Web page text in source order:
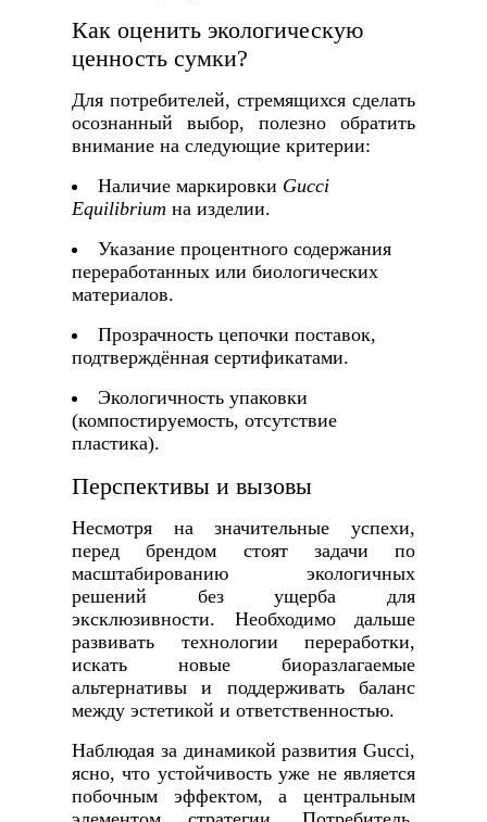
Как оценить экологическую
ценность сумки?
Для потребителей, стремящихся сделать
осознанный выбор, полезно обратить
внимание на следующие критерии:
Наличие маркировки Gucci
Equilibrium на изделии.
Указание процентного содержания
переработанных или биологических
материалов.
Прозрачность цепочки поставок,
подтверждённая сертификатами.
Экологичность упаковки
(компостируемость, отсутствие
пластика).
Перспективы и вызовы
Несмотря на значительные успехи,
перед брендом стоят задачи по
масштабированию экологичных
решений без ущерба для
эксклюзивности. Необходимо дальше
развивать технологии переработки,
искать новые биоразлагаемые
альтернативы и поддерживать баланс
между эстетикой и ответственностью.
Наблюдая за динамикой развития Gucci,
ясно, что устойчивость уже не является
побочным эффектом, а центральным